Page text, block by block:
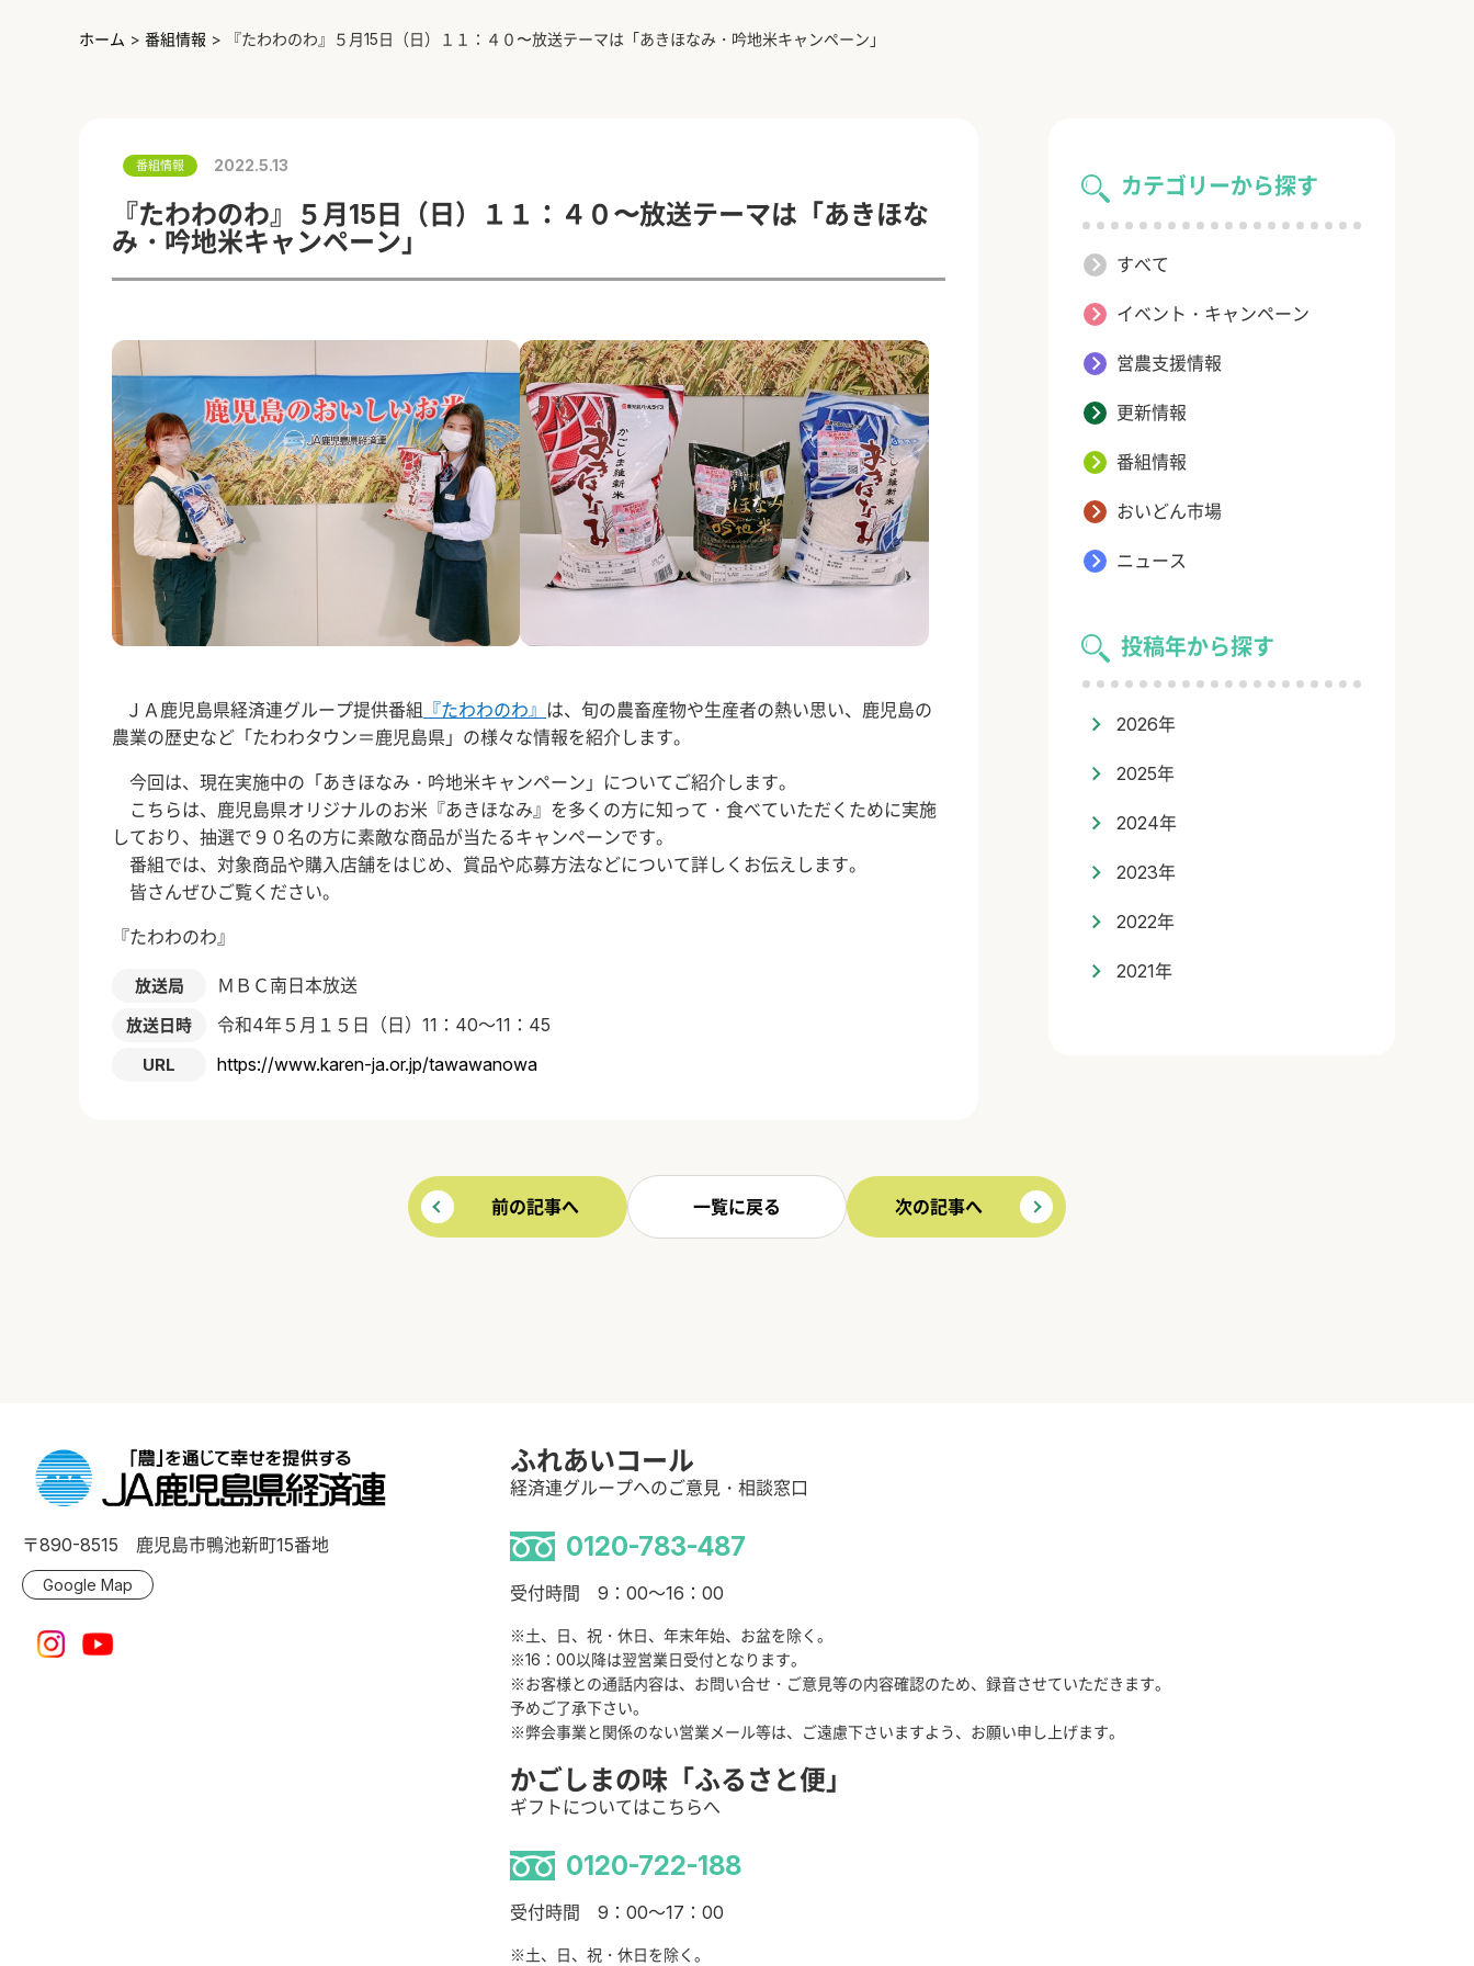
ホーム > 番組情報 > 『たわわのわ』５月15日（日）１１：４０〜放送テーマは「あきほなみ・吟地米キャンペーン」
カテゴリーから探す
すべて
イベント・キャンペーン
営農支援情報
更新情報
番組情報
おいどん市場
ニュース
投稿年から探す
2026年
2025年
2024年
2023年
2022年
2021年
番組情報 2022.5.13
『たわわのわ』５月15日（日）１１：４０〜放送テーマは「あきほな
み・吟地米キャンペーン」
ＪＡ鹿児島県経済連グループ提供番組 『たわわのわ』 は、旬の農畜産物や生産者の熱い思い、鹿児島の
農業の歴史など「たわわタウン＝鹿児島県」の様々な情報を紹介します。
今回は、現在実施中の「あきほなみ・吟地米キャンペーン」についてご紹介します。
こちらは、鹿児島県オリジナルのお米『あきほなみ』を多くの方に知って・食べていただくために実施
しており、抽選で９０名の方に素敵な商品が当たるキャンペーンです。
番組では、対象商品や購入店舗をはじめ、賞品や応募方法などについて詳しくお伝えします。
皆さんぜひご覧ください。
『たわわのわ』
放送局 ＭＢＣ南日本放送
放送日時 令和4年５月１５日（日）11：40～11：45
URL https://www.karen-ja.or.jp/tawawanowa
前の記事へ 一覧に戻る 次の記事へ
〒890-8515 鹿児島市鴨池新町15番地
Google Map
ふれあいコール
経済連グループへのご意見・相談窓口
0120-783-487
受付時間 9：00～16：00
※土、日、祝・休日、年末年始、お盆を除く。
※16：00以降は翌営業日受付となります。
※お客様との通話内容は、お問い合せ・ご意見等の内容確認のため、録音させていただきます。
予めご了承下さい。
※弊会事業と関係のない営業メール等は、ご遠慮下さいますよう、お願い申し上げます。
かごしまの味「ふるさと便」
ギフトについてはこちらへ
0120-722-188
受付時間 9：00～17：00
※土、日、祝・休日を除く。